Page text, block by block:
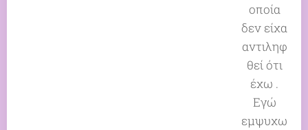
οποία
δεν είχα
αντιληφ
θεί ότι
έχω .
Εγώ
εμψυχω